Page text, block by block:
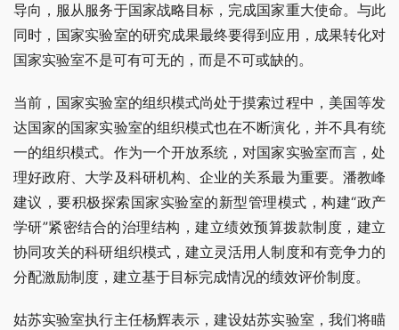
导向，服从服务于国家战略目标，完成国家重大使命。与此
同时，国家实验室的研究成果最终要得到应用，成果转化对
国家实验室不是可有可无的，而是不可或缺的。
当前，国家实验室的组织模式尚处于摸索过程中，美国等发
达国家的国家实验室的组织模式也在不断演化，并不具有统
一的组织模式。作为一个开放系统，对国家实验室而言，处
理好政府、大学及科研机构、企业的关系最为重要。潘教峰
建议，要积极探索国家实验室的新型管理模式，构建“政产
学研”紧密结合的治理结构，建立绩效预算拨款制度，建立
协同攻关的科研组织模式，建立灵活用人制度和有竞争力的
分配激励制度，建立基于目标完成情况的绩效评价制度。
姑苏实验室执行主任杨辉表示，建设姑苏实验室，我们将瞄